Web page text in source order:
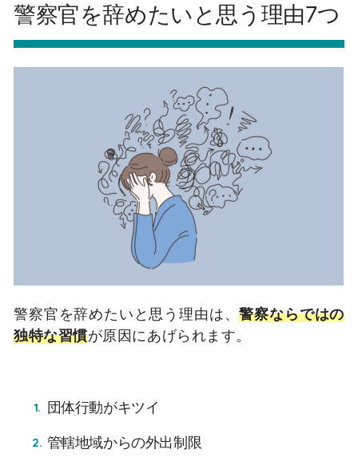
警察官を辞めたいと思う理由7つ
警察官を辞めたいと思う理由は、警察ならではの
独特な習慣が原因にあげられます。
団体行動がキツイ
管轄地域からの外出制限